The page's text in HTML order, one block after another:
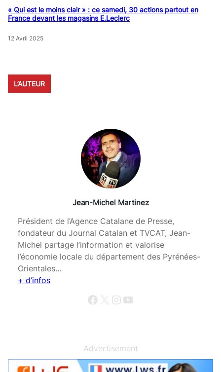
« Qui est le moins clair » : ce samedi, 30 actions partout en
France devant les magasins E.Leclerc
12 Avril 2025
L’AUTEUR
Jean-Michel Martinez
Président de l’Agence Catalane de Presse,
fondateur du Journal Catalan et TVCAT, Jean-
Michel partage l’information et valorise
l’économie locale du département des Pyrénées-
Orientales…
+ d’infos
Facebook X Instagram YouTube
Advertisement